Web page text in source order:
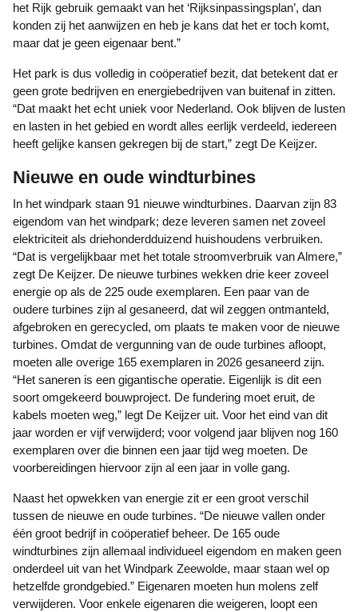
het Rijk gebruik gemaakt van het ‘Rijksinpassingsplan’, dan
konden zij het aanwijzen en heb je kans dat het er toch komt,
maar dat je geen eigenaar bent.”
Het park is dus volledig in coöperatief bezit, dat betekent dat er
geen grote bedrijven en energiebedrijven van buitenaf in zitten.
“Dat maakt het echt uniek voor Nederland. Ook blijven de lusten
en lasten in het gebied en wordt alles eerlijk verdeeld, iedereen
heeft gelijke kansen gekregen bij de start,” zegt De Keijzer.
Nieuwe en oude windturbines
In het windpark staan 91 nieuwe windturbines. Daarvan zijn 83
eigendom van het windpark; deze leveren samen net zoveel
elektriciteit als driehonderdduizend huishoudens verbruiken.
“Dat is vergelijkbaar met het totale stroomverbruik van Almere,”
zegt De Keijzer. De nieuwe turbines wekken drie keer zoveel
energie op als de 225 oude exemplaren. Een paar van de
oudere turbines zijn al gesaneerd, dat wil zeggen ontmanteld,
afgebroken en gerecycled, om plaats te maken voor de nieuwe
turbines. Omdat de vergunning van de oude turbines afloopt,
moeten alle overige 165 exemplaren in 2026 gesaneerd zijn.
“Het saneren is een gigantische operatie. Eigenlijk is dit een
soort omgekeerd bouwproject. De fundering moet eruit, de
kabels moeten weg,” legt De Keijzer uit. Voor het eind van dit
jaar worden er vijf verwijderd; voor volgend jaar blijven nog 160
exemplaren over die binnen een jaar tijd weg moeten. De
voorbereidingen hiervoor zijn al een jaar in volle gang.
Naast het opwekken van energie zit er een groot verschil
tussen de nieuwe en oude turbines. “De nieuwe vallen onder
één groot bedrijf in coöperatief beheer. De 165 oude
windturbines zijn allemaal individueel eigendom en maken geen
onderdeel uit van het Windpark Zeewolde, maar staan wel op
hetzelfde grondgebied.” Eigenaren moeten hun molens zelf
verwijderen. Voor enkele eigenaren die weigeren, loopt een